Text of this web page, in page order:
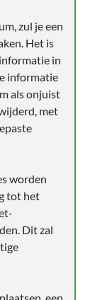
zul je een
Het is
in
informatie
als onjuist
met
worden
tot het
Dit zal